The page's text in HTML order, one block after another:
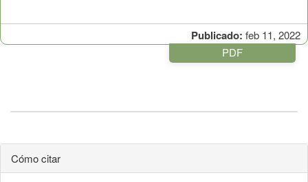
Publicado: feb 11, 2022
PDF
Cómo citar